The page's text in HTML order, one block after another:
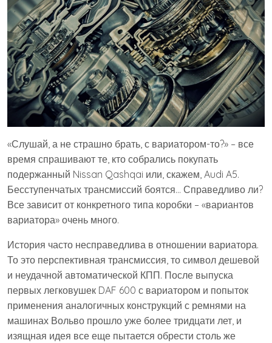
«Слушай, а не страшно брать, с вариатором-то?» – все
время спрашивают те, кто собрались покупать
подержанный Nissan Qashqai или, скажем, Audi A5.
Бесступенчатых трансмиссий боятся… Справедливо ли?
Все зависит от конкретного типа коробки – «вариантов
вариатора» очень много.
История часто несправедлива в отношении вариатора.
То это перспективная трансмиссия, то символ дешевой
и неудачной автоматической КПП. После выпуска
первых легковушек DAF 600 с вариатором и попыток
применения аналогичных конструкций с ремнями на
машинах Вольво прошло уже более тридцати лет, и
изящная идея все еще пытается обрести столь же